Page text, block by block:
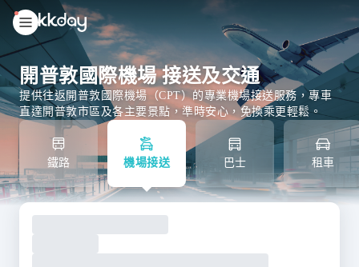
unread
notifications
開普敦國際機場 接送及交通
提供往返開普敦國際機場（CPT）的專業機場接送服務，專車
直達開普敦市區及各主要景點，準時安心，免換乘更輕鬆。
鐵路 機場接送 巴士 租車